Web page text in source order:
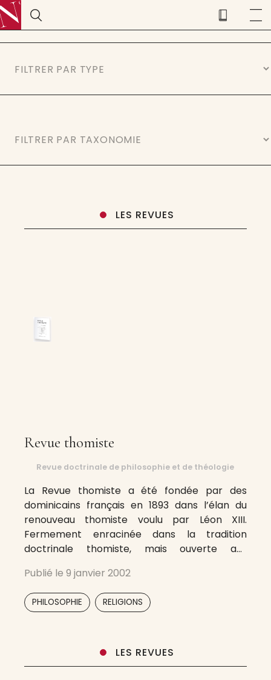
LES REVUES
Revue thomiste
Revue doctrinale de philosophie et de théologie
La Revue thomiste a été fondée par des
dominicains français en 1893 dans l’élan du
renouveau thomiste voulu par Léon XIII.
Fermement enracinée dans la tradition
doctrinale thomiste, mais ouverte aux
place de choix dans les débats philosophiques
et théologiques du XXe siècle. La Revue
thomiste paraît quatre
Publié le 9 janvier 2002
PHILOSOPHIE RELIGIONS
LES REVUES